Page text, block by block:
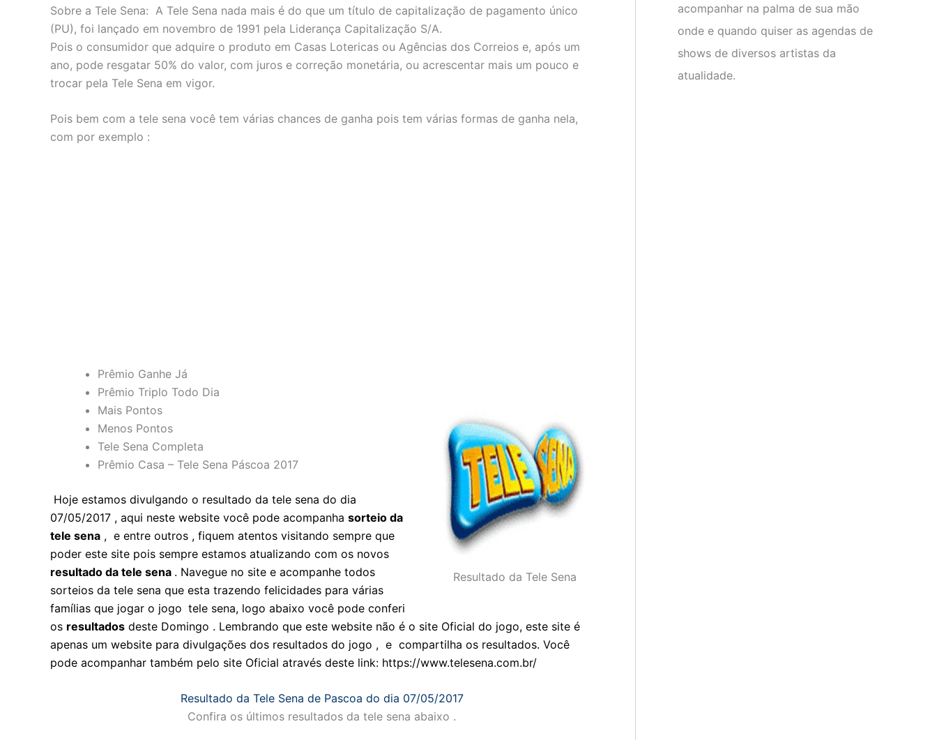
Sobre a Tele Sena: A Tele Sena nada mais é do que um título de capitalização de pagamento único
(PU), foi lançado em novembro de 1991 pela Liderança Capitalização S/A.
Pois o consumidor que adquire o produto em Casas Lotericas ou Agências dos Correios e, após um
ano, pode resgatar 50% do valor, com juros e correção monetária, ou acrescentar mais um pouco e
trocar pela Tele Sena em vigor.
Pois bem com a tele sena você tem várias chances de ganha pois tem várias formas de ganha nela,
com por exemplo :
Prêmio Ganhe Já
Prêmio Triplo Todo Dia
Resultado da Tele Sena
Mais Pontos
Menos Pontos
Tele Sena Completa
Prêmio Casa – Tele Sena Páscoa 2017
Hoje estamos divulgando o resultado da tele sena do dia
07/05/2017 , aqui neste website você pode acompanha sorteio da
tele sena , e entre outros , fiquem atentos visitando sempre que
poder este site pois sempre estamos atualizando com os novos
resultado da tele sena . Navegue no site e acompanhe todos
sorteios da tele sena que esta trazendo felicidades para várias
famílias que jogar o jogo tele sena, logo abaixo você pode conferi
os resultados deste Domingo . Lembrando que este website não é o site Oficial do jogo, este site é
apenas um website para divulgações dos resultados do jogo , e compartilha os resultados. Você
pode acompanhar também pelo site Oficial através deste link: https://www.telesena.com.br/
Resultado da Tele Sena de Pascoa do dia 07/05/2017
Confira os últimos resultados da tele sena abaixo .
acompanhar na palma de sua mão
onde e quando quiser as agendas de
shows de diversos artistas da
atualidade.